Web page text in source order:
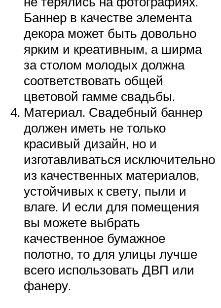
Баннер в качестве элемента
декора может быть довольно
ярким и креативным, а ширма
за столом молодых должна
соответствовать общей
цветовой гамме свадьбы.
Материал. Свадебный баннер
должен иметь не только
красивый дизайн, но и
изготавливаться исключительно
из качественных материалов,
устойчивых к свету, пыли и
влаге. И если для помещения
вы можете выбрать
качественное бумажное
полотно, то для улицы лучше
всего использовать ДВП или
фанеру.